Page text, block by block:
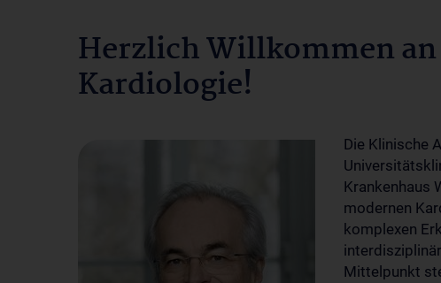
Herzlich Willkommen
Kardiologie!
Die Klinische
Krankenhaus
modernen
komplexen
Mittelpunkt